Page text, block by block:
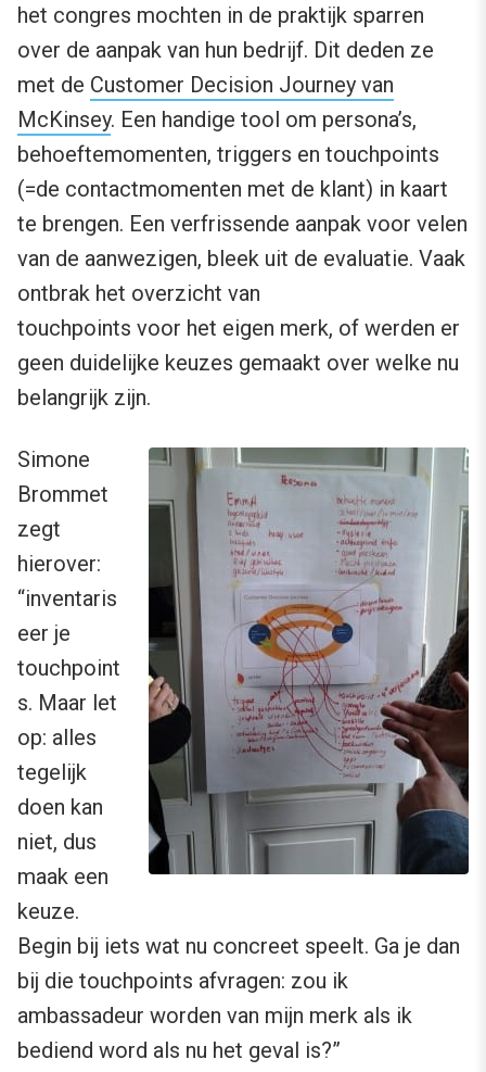
het congres mochten in de praktijk sparren
over de aanpak van hun bedrijf. Dit deden ze
met de Customer Decision Journey van
McKinsey. Een handige tool om persona’s,
behoeftemomenten, triggers en touchpoints
(=de contactmomenten met de klant) in kaart
te brengen. Een verfrissende aanpak voor velen
van de aanwezigen, bleek uit de evaluatie. Vaak
ontbrak het overzicht van
touchpoints voor het eigen merk, of werden er
geen duidelijke keuzes gemaakt over welke nu
belangrijk zijn.
Simone
Brommet
zegt
hierover:
“inventaris
eer je
touchpoint
s. Maar let
op: alles
tegelijk
doen kan
niet, dus
maak een
keuze.
Begin bij iets wat nu concreet speelt. Ga je dan
bij die touchpoints afvragen: zou ik
ambassadeur worden van mijn merk als ik
bediend word als nu het geval is?”